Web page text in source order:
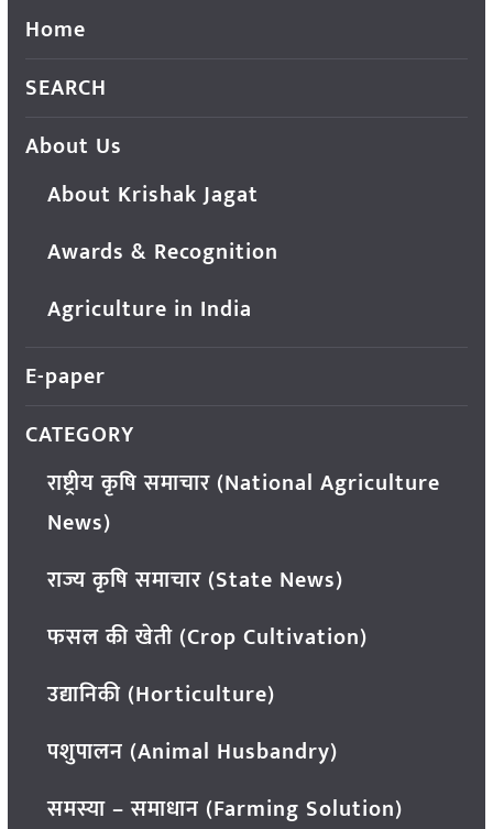
Home
SEARCH
About Us
About Krishak Jagat
Awards & Recognition
Agriculture in India
E-paper
CATEGORY
राष्ट्रीय कृषि समाचार (National Agriculture
News)
राज्य कृषि समाचार (State News)
फसल की खेती (Crop Cultivation)
उद्यानिकी (Horticulture)
पशुपालन (Animal Husbandry)
समस्या – समाधान (Farming Solution)